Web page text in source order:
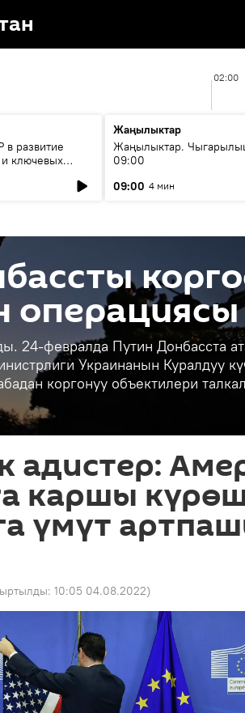
02:00
развитие
ключевых
Жаңылыктар
Жаңылыктар.
09:00
09:00 4 мин
операциясы
24-февралда Путин Донбасста
Украинанын Куралдуу
коргонуу объектилери
каршы
үмүт
10:05 04.08.2022)